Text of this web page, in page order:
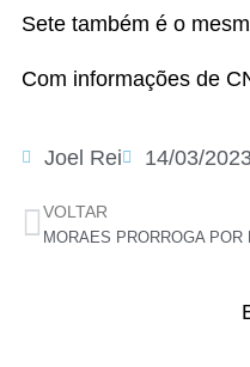
Sete também é o
Com informações de
Joel Rei 14/03/
VOLTAR